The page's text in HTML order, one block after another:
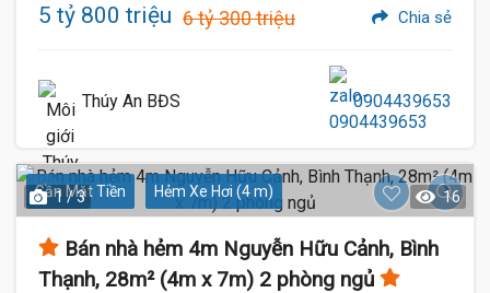
5 tỷ 800 triệu 6 tỷ 300 triệu Chia sẻ
Thúy An BĐS 0904439653
Gần Mặt Tiền Hẻm Xe Hơi (4 m)
1 / 3 16
Bán nhà hẻm 4m Nguyễn Hữu Cảnh, Bình
Thạnh, 28m² (4m x 7m) 2 phòng ngủ